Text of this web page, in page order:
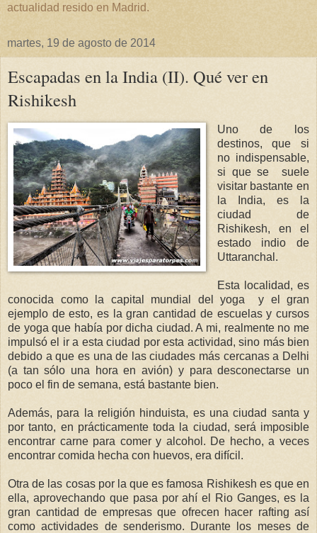
actualidad resido en Madrid.
martes, 19 de agosto de 2014
Escapadas en la India (II). Qué ver en
Rishikesh
Uno de los
destinos, que si
no indispensable,
si que se suele
visitar bastante en
la India, es la
ciudad de
Rishikesh, en el
estado indio de
Uttaranchal.
Esta localidad, es
conocida como la capital mundial del yoga y el gran
ejemplo de esto, es la gran cantidad de escuelas y cursos
de yoga que había por dicha ciudad. A mi, realmente no me
impulsó el ir a esta ciudad por esta actividad, sino más bien
debido a que es una de las ciudades más cercanas a Delhi
(a tan sólo una hora en avión) y para desconectarse un
poco el fin de semana, está bastante bien.
Además, para la religión hinduista, es una ciudad santa y
por tanto, en prácticamente toda la ciudad, será imposible
encontrar carne para comer y alcohol. De hecho, a veces
encontrar comida hecha con huevos, era difícil.
Otra de las cosas por la que es famosa Rishikesh es que en
ella, aprovechando que pasa por ahí el Rio Ganges, es la
gran cantidad de empresas que ofrecen hacer rafting así
como actividades de senderismo. Durante los meses de